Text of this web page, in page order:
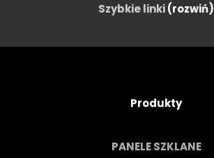
Szybkie linki(rozwiń)
Produkty
PANELE SZKLANE